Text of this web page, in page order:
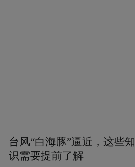
台风“白海豚”逼近，这些知
识需要提前了解